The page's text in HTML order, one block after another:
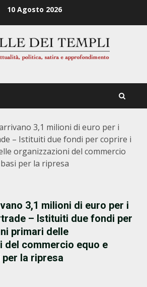
10 Agosto 2026
3,1 milioni di euro per i
– Istituiti due fondi per coprire i
organizzazioni del commercio
per la ripresa
3,1 milioni di euro per i
– Istituiti due fondi per
primari delle
del commercio equo e
la ripresa